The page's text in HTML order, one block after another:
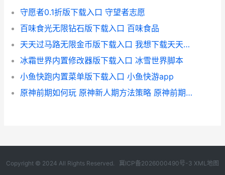
守愿者0.1折版下载入口 守望者志愿
百味食光无限钻石版下载入口 百味食品
天天过马路无限金币版下载入口 我想下载天天过马路
冰霜世界内置修改器版下载入口 冰雪世界脚本
小鱼快跑内置菜单版下载入口 小鱼快游app
原神前期如何玩 原神新人期方法策略 原神前期如何玩新手教程
Copyright © 2024 All Rights Reserved. 冀ICP备2026000490号-3 XML地图